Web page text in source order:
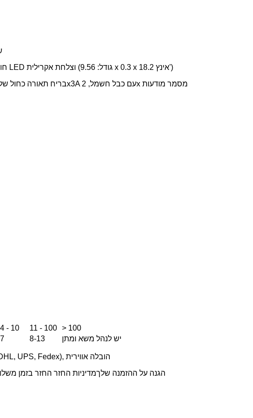
חומר עיקרי: סיליקה ג'ל צינור גמיש ניאון LED וצלחת אקרילית (גודל: 9.56 x 0.3 x 18.2 אינץ')
רשימת אריזה: 1x בריח תאורה כחול שלט ניאון, ספק כוח 1x3A עם כבל חשמל, 2x מסמר מודעות
4 - 10 11 - 100 > 100
7 8-13 יש לנהל משא ומתן
שיטת משלוח: על ידי אקספרס (DHL, UPS, Fedex), הובלה אווירית
הגנה: Trade Assurance הגנה על ההזמנה שלךמדיניות החזר החזר בזמן